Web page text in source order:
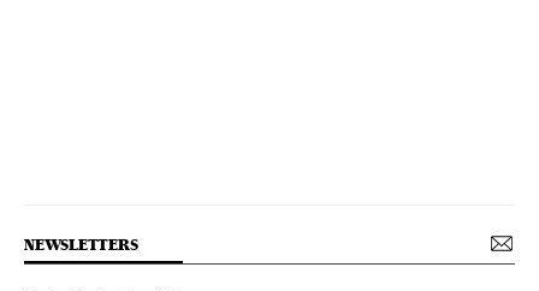
NEWSLETTERS